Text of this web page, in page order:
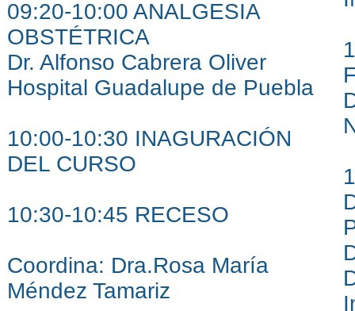
09:20-10:00 ANALGESIA
OBSTÉTRICA
Dr. Alfonso Cabrera Oliver
Hospital Guadalupe de Puebla
10:00-10:30 INAGURACIÓN
DEL CURSO
10:30-10:45 RECESO
Coordina: Dra.Rosa María
Méndez Tamariz